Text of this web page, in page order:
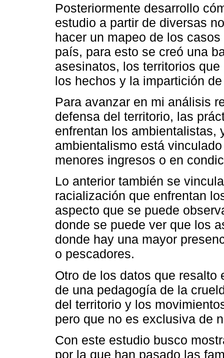
Posteriormente desarrollo
estudio a partir de diversas
hacer un mapeo de los
país, para esto se creó una
asesinatos, los territorios
los hechos y la impartición
Para avanzar en mi análisis
defensa del territorio, las
enfrentan los ambientalistas,
ambientalismo está
menores ingresos o en
Lo anterior también se
racialización que enfrentan
aspecto que se puede
donde se puede ver que los
donde hay una mayor
o pescadores.
Otro de los datos que
de una pedagogía de la
del territorio y los
pero que no es exclusiva de
Con este estudio busco
por la que han pasado las